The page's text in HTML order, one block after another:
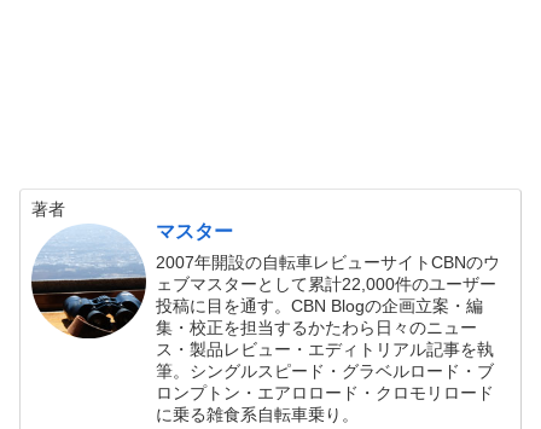
著者
マスター
2007年開設の自転車レビューサイトCBNのウ
ェブマスターとして累計22,000件のユーザー
投稿に目を通す。CBN Blogの企画立案・編
集・校正を担当するかたわら日々のニュー
ス・製品レビュー・エディトリアル記事を執
筆。シングルスピード・グラベルロード・ブ
ロンプトン・エアロロード・クロモリロード
に乗る雑食系自転車乗り。